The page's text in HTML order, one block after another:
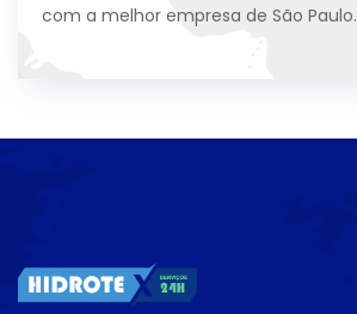
com a melhor empresa de São Paulo.